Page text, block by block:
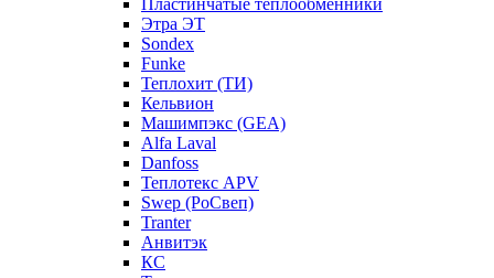
Пластинчатые теплообменники
Этра ЭТ
Sondex
Funke
Теплохит (ТИ)
Кельвион
Машимпэкс (GEA)
Alfa Laval
Danfoss
Теплотекс APV
Swep (РоСвеп)
Tranter
Анвитэк
КС